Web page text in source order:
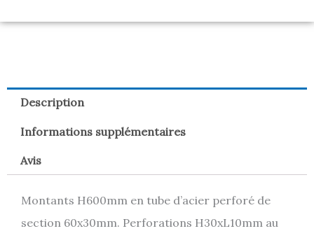
Description
Informations supplémentaires
Avis
Montants H600mm en tube d’acier perforé de
section 60x30mm. Perforations H30xL10mm au